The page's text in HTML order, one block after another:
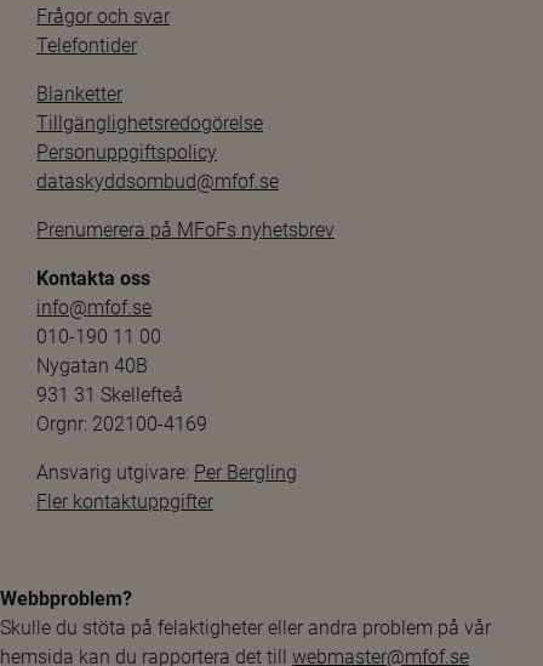
Frågor och svar
Telefontider
Blanketter
Tillgänglighetsredogörelse
Personuppgiftspolicy
dataskyddsombud@mfof.se
Prenumerera på MFoFs nyhetsbrev
Kontakta oss
info@mfof.se
010-190 11 00
Nygatan 40B
931 31 Skellefteå
Orgnr: 202100-4169
Ansvarig utgivare: Per Bergling
Fler kontaktuppgifter
Webbproblem?
Skulle du stöta på felaktigheter eller andra problem på vår
hemsida kan du rapportera det till webmaster@mfof.se